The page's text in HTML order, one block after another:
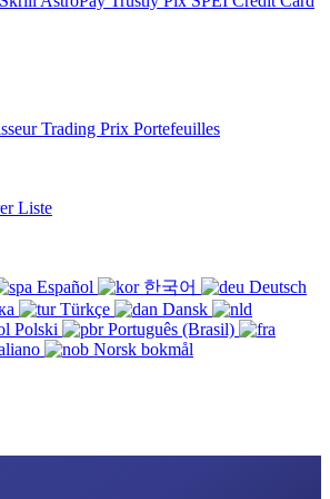
Trading Prix Portefeuilles
Liste
Español 한국어
Deutsch
Türkçe
Dansk
Polski
Português (Brasil)
Norsk bokmål